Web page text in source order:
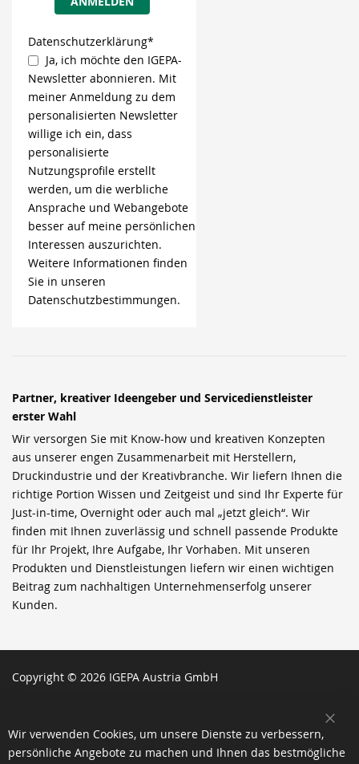
Datenschutzerklärung*
Ja, ich möchte den IGEPA-
Newsletter abonnieren. Mit
meiner Anmeldung zu dem
personalisierten Newsletter
willige ich ein, dass
personalisierte
Nutzungsprofile erstellt
werden, um die werbliche
Ansprache und Webangebote
besser auf meine persönlichen
Interessen auszurichten.
Weitere Informationen finden
Sie in unseren
Datenschutzbestimmungen.
Partner, kreativer Ideengeber und Servicedienstleister
erster Wahl
Wir versorgen Sie mit Know-how und kreativen Konzepten
aus unserer engen Zusammenarbeit mit Herstellern,
Druckindustrie und der Kreativbranche. Wir liefern Ihnen die
richtige Portion Wissen und Zeitgeist und sind Ihr Experte für
Just-in-time, Overnight oder auch mal „jetzt gleich“. Wir
finden mit Ihnen zuverlässig und schnell passende Produkte
für Ihr Projekt, Ihre Aufgabe, Ihr Vorhaben. Mit unseren
Produkten und Dienstleistungen liefern wir einen wichtigen
Beitrag zum nachhaltigen Unternehmenserfolg unserer
Kunden.
Copyright © 2026 IGEPA Austria GmbH
Wir verwenden Cookies, um unsere Dienste zu verbessern,
persönliche Angebote zu machen und Ihnen das bestmögliche